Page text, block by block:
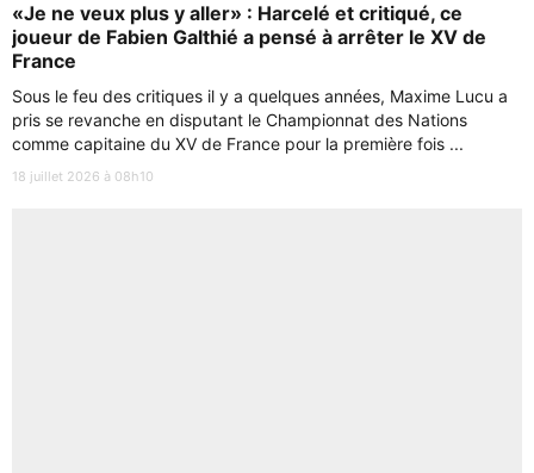
«Je ne veux plus y aller» : Harcelé et critiqué, ce
joueur de Fabien Galthié a pensé à arrêter le XV de
France
Sous le feu des critiques il y a quelques années, Maxime Lucu a
pris se revanche en disputant le Championnat des Nations
comme capitaine du XV de France pour la première fois ...
18 juillet 2026 à 08h10